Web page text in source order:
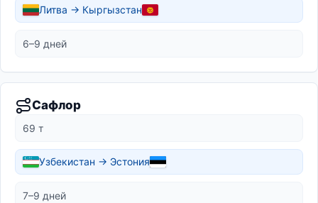
Литва → Кыргызстан
6–9 дней
Сафлор
69 т
Узбекистан → Эстония
7–9 дней